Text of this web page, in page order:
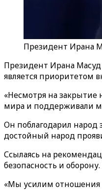
Президент Ирана
Президент Ирана Масуд
является приоритетом
«Несмотря на
мира и поддерживали
Он поблагодарил народ
достойный народ
Ссылаясь на
безопасность и
«Мы усилим отношения